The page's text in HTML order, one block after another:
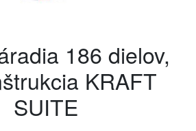
186 dielov,
KRAFT
SUITE